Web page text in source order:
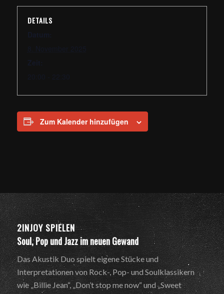
DETAILS
Zum Kalender hinzufügen
2INJOY SPIELEN
Soul, Pop und Jazz im neuen Gewand
Das Akustik Duo spielt eigene Stücke und
Interpretationen von Rock-, Pop- und Soulklassikern
wie „Billie Jean“, „Don’t stop me now“ und „Sweet